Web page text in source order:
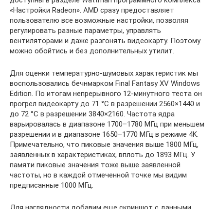
«Настройки Radeon». AMD сразу предоставляет
пользователю все возможные настройки, позволяя
регулировать разные параметры, управлять
вентиляторами и даже разгонять видеокарту. Поэтому
можно обойтись и без дополнительных утилит.
Для оценки температурно-шумовых характеристик мы
воспользовались бечнмарком Final Fantasy XV Windows
Edition. По итогам непрерывного 12-минутного теста он
прогрел видеокарту до 71 °C в разрешении 2560×1440 и
до 72 °C в разрешении 3840×2160. Частота ядра
варьировалась в диапазоне 1700–1780 МГц при меньшем
разрешении и в диапазоне 1650–1770 МГц в режиме 4K.
Примечательно, что пиковые значения выше 1800 МГц,
заявленных в характеристиках, вплоть до 1893 МГц. У
памяти пиковые значения тоже выше заявленной
частоты, но в каждой отмеченной точке мы видим
предписанные 1000 МГц.